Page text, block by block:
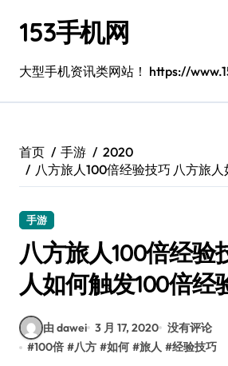
153手机网
大型手机资讯类网站！ https://
首页 手游
2020
八方旅人100倍经验技巧 八方旅
手游
八方旅人100倍经验
人如何触发100倍经
由 dawei 3 月 17, 2020 没有评论
#100倍 #八方 #如何 #旅人 #经验技巧